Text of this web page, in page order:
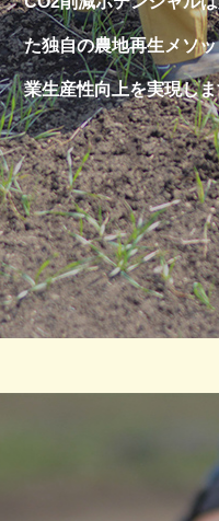
た独自の農地再生メソッ
業生産性向上を実現しま